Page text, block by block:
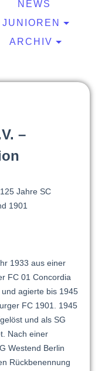
NEWS
JUNIOREN
ARCHIV
–
Jahre SC
1901
1933 aus einer
FC 01 Concordia
agierte bis 1945
FC 1901. 1945
und als SG
Nach einer
Westend Berlin
Rückbenennung